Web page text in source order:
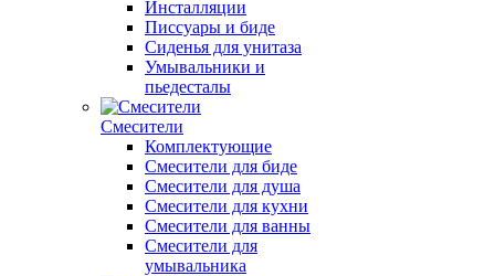
Инсталляции
Писсуары и биде
Сиденья для унитаза
Умывальники и
пьедесталы
Смесители
Комплектующие
Смесители для биде
Смесители для душа
Смесители для кухни
Смесители для ванны
Смесители для
умывальника